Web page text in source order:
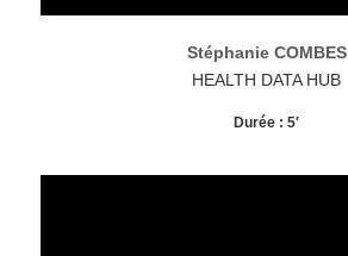
Stéphanie COMBES
HEALTH DATA HUB
Durée : 5′